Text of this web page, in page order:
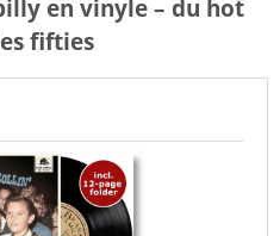
en vinyle – du hot
fifties